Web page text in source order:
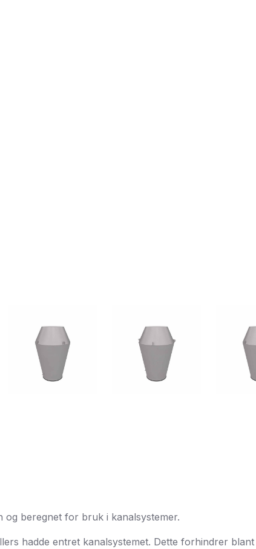
og beregnet for bruk i kanalsystemer.
hadde entret kanalsystemet. Dette forhindrer